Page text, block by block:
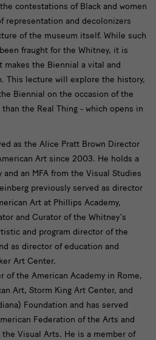
contestations of Black and women
representation and decolonizers
of the museum itself. While such
fraught for the Whitney, it is
the Biennial a vital and
This lecture will explore the history,
Biennial on the occasion of the
the Real Thing - which opens in
as the Alice Pratt Brown Director
Art since 2003. He holds a
an MFA from the Visual Studies
previously served as director
Art at Phillips Academy,
and Curator of the Whitney’s
and program director of the
as director of education and
Art Center.
of the American Academy in Rome,
Art, Storm King Art Center, and
Foundation and has served
Federation of the Arts and
Visual Arts. He is a member of